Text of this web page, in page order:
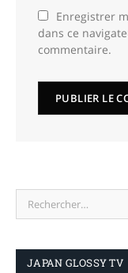
Enregistrer
dans ce
commentaire.
JAPAN GLOSSY TV